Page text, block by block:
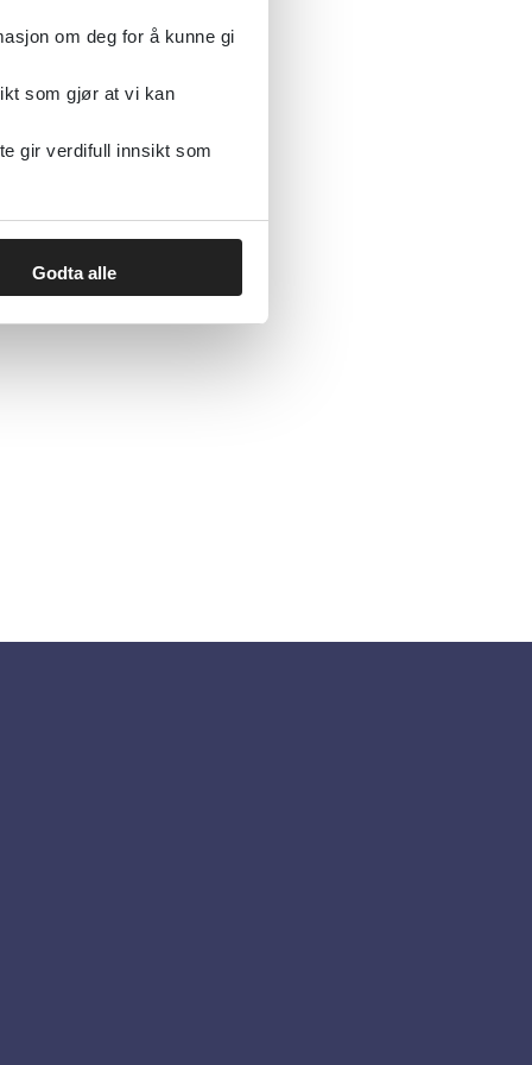
om deg for å kunne gi
som gjør at vi kan
gir verdifull innsikt som
Godta alle